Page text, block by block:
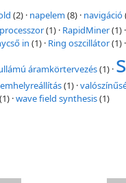
(2) · napelem(8) · navigáció
processzor(1) · RapidMiner(1)
in (1) · Ring oszcillátor(1)
áramkörtervezés(1) ·
(1) ·
(1) ·wave field synthesis(1)